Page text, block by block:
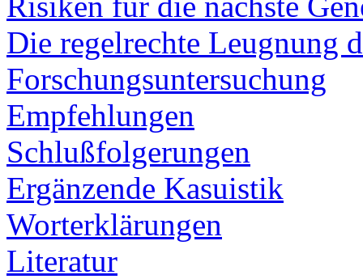
Die regelrechte Leugnung
Forschungsuntersuchung
Empfehlungen
Schlußfolgerungen
Ergänzende Kasuistik
Worterklärungen
Literatur